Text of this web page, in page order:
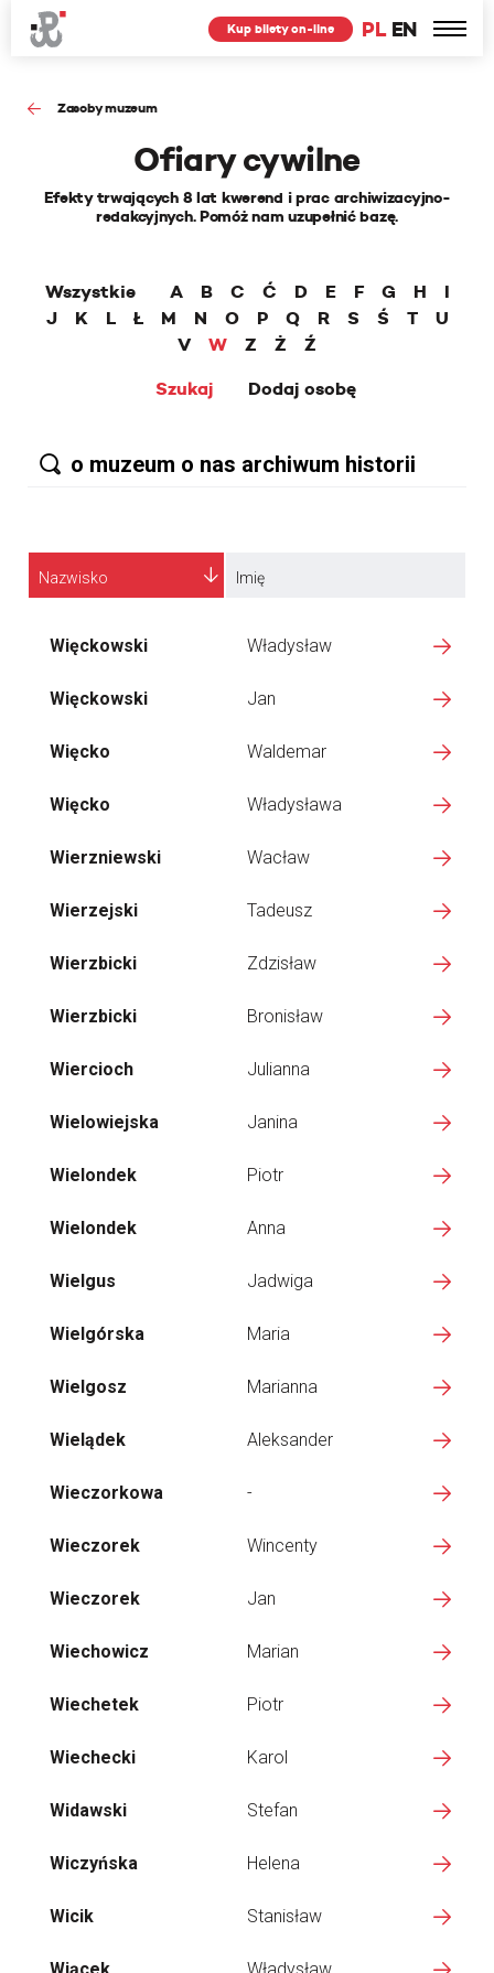
PL EN
Kup bilety on-line
Zasoby muzeum
Ofiary cywilne
Efekty trwających 8 lat kwerend i prac archiwizacyjno-
redakcyjnych. Pomóż nam uzupełnić bazę.
Wszystkie A B C Ć D E F G H
I
J
K L Ł M N O P Q R S Ś T
U
V
W Z Ż
Ź
Szukaj
Dodaj osobę
Nazwisko Imię
Więckowski Władysław
Więckowski Jan
Więcko Waldemar
Więcko Władysława
Wierzniewski Wacław
Wierzejski Tadeusz
Wierzbicki Zdzisław
Wierzbicki Bronisław
Wiercioch Julianna
Wielowiejska Janina
Wielondek Piotr
Wielondek Anna
Wielgus Jadwiga
Wielgórska Maria
Wielgosz Marianna
Wielądek Aleksander
Wieczorkowa -
Wieczorek Wincenty
Wieczorek Jan
Wiechowicz Marian
Wiechetek Piotr
Wiechecki Karol
Widawski Stefan
Wiczyńska Helena
Wicik Stanisław